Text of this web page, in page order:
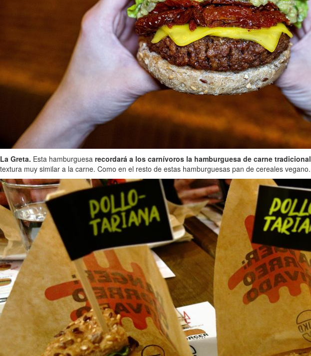
La Greta. Esta hamburguesa recordará a los carnívoros la hamburguesa de carne tradicional
textura muy similar a la carne. Como en el resto de estas hamburguesas pan de cereales vegano.